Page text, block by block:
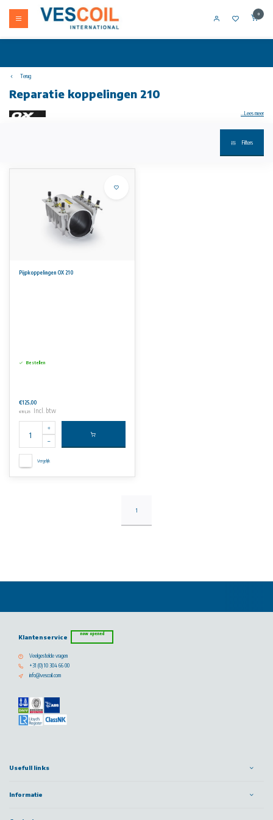
0
Terug
Reparatie koppelingen 210
die snel te installeren is en permanente oplossingen en reparaties mogelijk maakt. Voor gebruik en
industriële bouwbedrijven, OX is de ideale tool om ervoor te zorgen dat alles loopt zoals het hoort.
OX is geschikt voor water- en gasleidingen en voor andere toepassingen die volledig zijn gemaakt van
roestvrij staal AISI304 met een breedte van 210mm. Bestand tegen maximale druk tot 24 bar, reparatiebreedte tot 170mm met een
temperatuurtolerantie van -40 °C tot 60 °C.
...Lees meer
Filters
Pijpkoppelingen OX 210
Bestellen
€125,00
€151,25 Incl. btw
Vergelijk
1
Klantenservice now opened
Veelgestelde vragen
+31 (0) 10 304 66 00
info@vescoil.com
Usefull links
Informatie